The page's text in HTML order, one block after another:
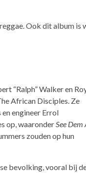
Ook dit album is
“Ralph” Walker en
African Disciples. Ze
engineer Errol
op, waaronderSee Dem
zouden op hun
bevolking, vooral bij